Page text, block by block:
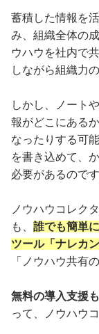
蓄積した情報を
み、組織全体の
ウハウを社内で
しながら組織力
しかし、ノート
報がどこにある
なったりする可
を書き込めて、
必要があるのです
ノウハウコレク
も、 誰でも簡単
ツール「ナレカン
「ノウハウ共有
無料の導入支援
って、ノウハウ